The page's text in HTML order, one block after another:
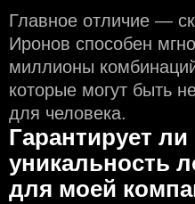
Главное отличие —
Иронов способен
миллионы
которые могут быть
для человека.
Гарантирует
уникальность
для моей